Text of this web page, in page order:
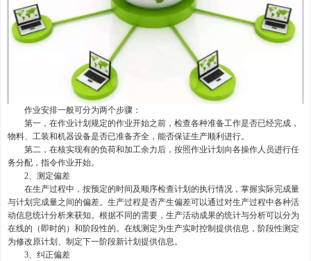
作业安排一般可分为两个步骤：
第一，在作业计划规定的作业开始之前，检查各种准备工作是否已经完成，
物料、工装和机器设备是否已准备齐全，能否保证生产顺利进行。
第二，在核实现有的负荷和加工余力后，按照作业计划向各操作人员进行任
务分配，指令作业开始。
2、测定偏差
在生产过程中，按预定的时间及顺序检查计划的执行情况，掌握实际完成量
与计划完成量之间的偏差。生产过程是否产生偏差可以通过对生产过程中各种活
动信息统计分析来获知。根据不同的需要，生产活动成果的统计与分析可以分为
在线的（即时的）和阶段性的。在线测定为生产实时控制提供信息，阶段性测定
为修改原计划、制定下一阶段新计划提供信息。
3、纠正偏差